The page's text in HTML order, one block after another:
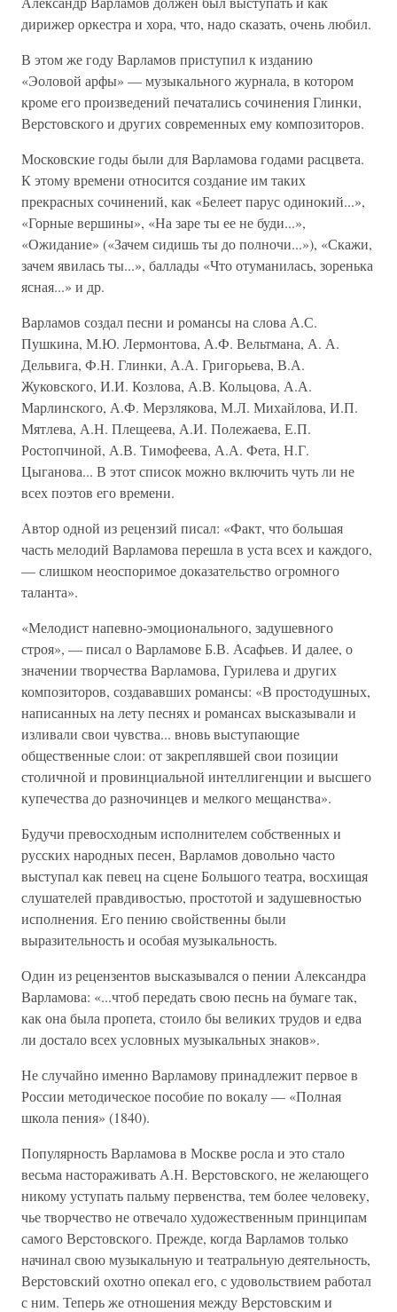
дирижер оркестра и хора, что, надо сказать, очень любил.
В этом же году Варламов приступил к изданию
«Эоловой арфы» — музыкального журнала, в котором
кроме его произведений печатались сочинения Глинки,
Верстовского и других современных ему композиторов.
Московские годы были для Варламова годами расцвета.
К этому времени относится создание им таких
прекрасных сочинений, как «Белеет парус одинокий...»,
«Горные вершины», «На заре ты ее не буди...»,
«Ожидание» («Зачем сидишь ты до полночи...»), «Скажи,
зачем явилась ты...», баллады «Что отуманилась, зоренька
ясная...» и др.
Варламов создал песни и романсы на слова А.С.
Пушкина, М.Ю. Лермонтова, А.Ф. Вельтмана, А. А.
Дельвига, Ф.Н. Глинки, А.А. Григорьева, В.А.
Жуковского, И.И. Козлова, А.В. Кольцова, А.А.
Марлинского, А.Ф. Мерзлякова, М.Л. Михайлова, И.П.
Мятлева, А.Н. Плещеева, А.И. Полежаева, Е.П.
Ростопчиной, А.В. Тимофеева, А.А. Фета, Н.Г.
Цыганова... В этот список можно включить чуть ли не
всех поэтов его времени.
Автор одной из рецензий писал: «Факт, что большая
часть мелодий Варламова перешла в уста всех и каждого,
— слишком неоспоримое доказательство огромного
таланта».
«Мелодист напевно-эмоционального, задушевного
строя», — писал о Варламове Б.В. Асафьев. И далее, о
значении творчества Варламова, Гурилева и других
композиторов, создававших романсы: «В простодушных,
написанных на лету песнях и романсах высказывали и
изливали свои чувства... вновь выступающие
общественные слои: от закреплявшей свои позиции
столичной и провинциальной интеллигенции и высшего
купечества до разночинцев и мелкого мещанства».
Будучи превосходным исполнителем собственных и
русских народных песен, Варламов довольно часто
выступал как певец на сцене Большого театра, восхищая
слушателей правдивостью, простотой и задушевностью
исполнения. Его пению свойственны были
выразительность и особая музыкальность.
Один из рецензентов высказывался о пении Александра
Варламова: «...чтоб передать свою песнь на бумаге так,
как она была пропета, стоило бы великих трудов и едва
ли достало всех условных музыкальных знаков».
Не случайно именно Варламову принадлежит первое в
России методическое пособие по вокалу — «Полная
школа пения» (1840).
Популярность Варламова в Москве росла и это стало
весьма настораживать А.Н. Верстовского, не желающего
никому уступать пальму первенства, тем более человеку,
чье творчество не отвечало художественным принципам
самого Верстовского. Прежде, когда Варламов только
начинал свою музыкальную и театральную деятельность,
Верстовский охотно опекал его, с удовольствием работал
с ним. Теперь же отношения между Верстовским и